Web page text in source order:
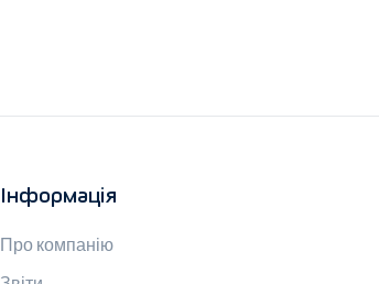
Інформація
Про компанію